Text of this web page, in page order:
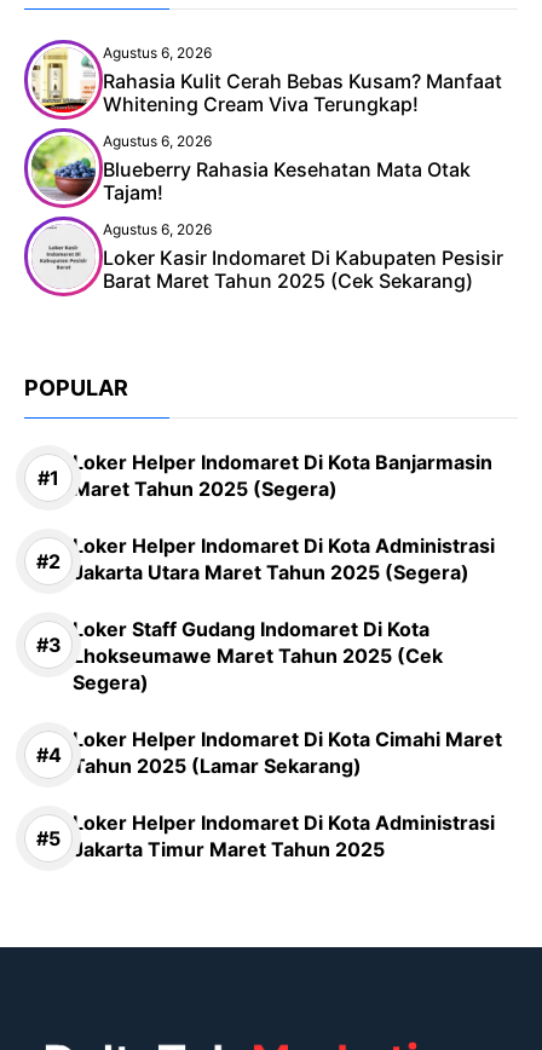
Agustus 6, 2026
Rahasia Kulit Cerah Bebas Kusam? Manfaat
Whitening Cream Viva Terungkap!
Agustus 6, 2026
Blueberry Rahasia Kesehatan Mata Otak
Tajam!
Agustus 6, 2026
Loker Kasir Indomaret Di Kabupaten Pesisir
Barat Maret Tahun 2025 (Cek Sekarang)
POPULAR
Loker Helper Indomaret Di Kota Banjarmasin
Maret Tahun 2025 (Segera)
Loker Helper Indomaret Di Kota Administrasi
Jakarta Utara Maret Tahun 2025 (Segera)
Loker Staff Gudang Indomaret Di Kota
Lhokseumawe Maret Tahun 2025 (Cek
Segera)
Loker Helper Indomaret Di Kota Cimahi Maret
Tahun 2025 (Lamar Sekarang)
Loker Helper Indomaret Di Kota Administrasi
Jakarta Timur Maret Tahun 2025